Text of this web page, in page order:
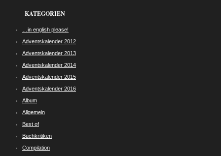
KATEGORIEN
…in english please!
Adventskalender 2012
Adventskalender 2013
Adventskalender 2014
Adventskalender 2015
Adventskalender 2016
Album
Allgemein
Best of
Buchkritiken
Compilation